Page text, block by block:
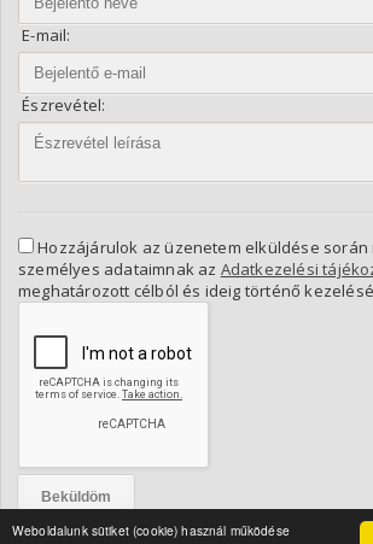
Weboldalunk sütiket (cookie) használ működése
E-mail:
Észrevétel:
Hozzájárulok az üzenetem elküldése során
személyes adataimnak az Adatkezelési
meghatározott célból és ideig történő